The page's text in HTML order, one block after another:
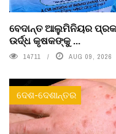
ବେଦାନ୍ତ ଆଲୁମିନିୟର
ଉର୍ଦ୍ଧ କୃଷକଙ୍କୁ ...
14711 AUG 09, 2026
ଦେଶ-ଦେଶାନ୍ତର